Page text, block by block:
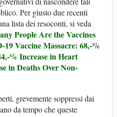
Per giusto due recenti
lista dei resoconti, si veda
People Are the Vaccines
19 Vaccine Massacre: 68,-%
% Increase in Heart
in Deaths Over Non-
grevemente soppressi dai
da tempo che queste